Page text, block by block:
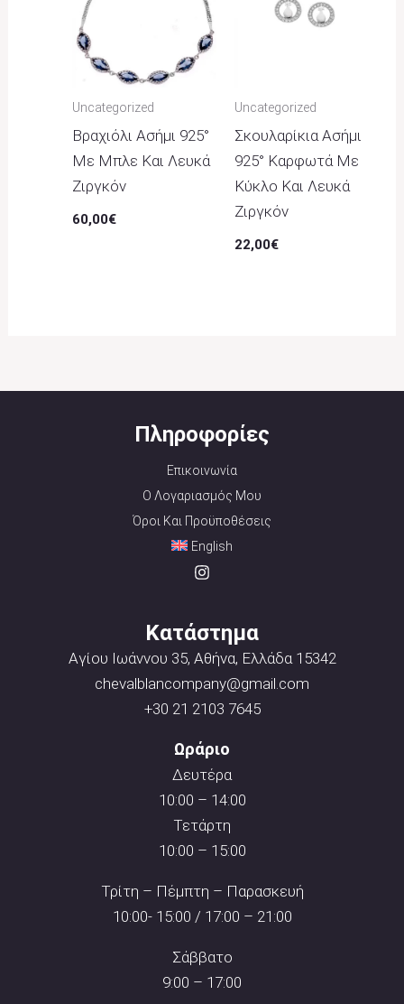
Uncategorized
Βραχιόλι Ασήμι 925°
Με Μπλε Και Λευκά
Ζιργκόν
60,00€
Uncategorized
Σκουλαρίκια Ασήμι
925° Καρφωτά Με
Κύκλο Και Λευκά
Ζιργκόν
22,00€
Πληροφορίες
Επικοινωνία
Ο Λογαριασμός Μου
Όροι Και Προϋποθέσεις
English
Κατάστημα
Αγίου Ιωάννου 35, Αθήνα, Ελλάδα 15342
chevalblancompany@gmail.com
+30 21 2103 7645
Ωράριο
Δευτέρα
10:00 – 14:00
Τετάρτη
10:00 – 15:00
Τρίτη – Πέμπτη – Παρασκευή
10:00- 15:00 / 17:00 – 21:00
Σάββατο
9:00 – 17:00